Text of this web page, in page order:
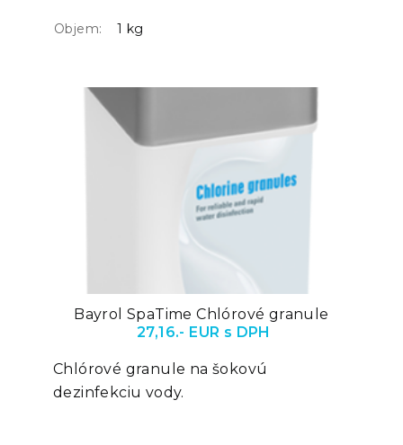
Objem: 1 kg
Bayrol SpaTime Chlórové granule
27,16.- EUR s DPH
Chlórové granule na šokovú
dezinfekciu vody.